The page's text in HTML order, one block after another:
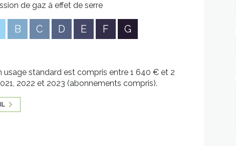
de gaz à effet de serre
B C D E F G
usage standard est compris entre 1 640 € et 2
2022 et 2023 (abonnements compris).